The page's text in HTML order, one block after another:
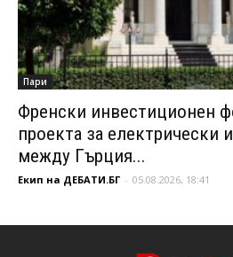
Пари
Френски инвестиционен
проекта за електрически
между Гърция...
Екип на ДЕБАТИ.БГ - 05.08.2026, 18:41